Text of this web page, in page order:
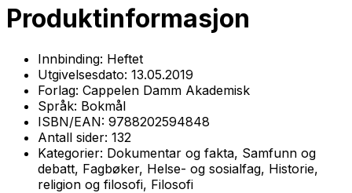
Produktinformasjon
Innbinding: Heftet
Utgivelsesdato: 13.05.2019
Forlag: Cappelen Damm Akademisk
Språk: Bokmål
ISBN/EAN: 9788202594848
Antall sider: 132
Kategorier: Dokumentar og fakta, Samfunn og
debatt, Fagbøker, Helse- og sosialfag, Historie,
religion og filosofi, Filosofi